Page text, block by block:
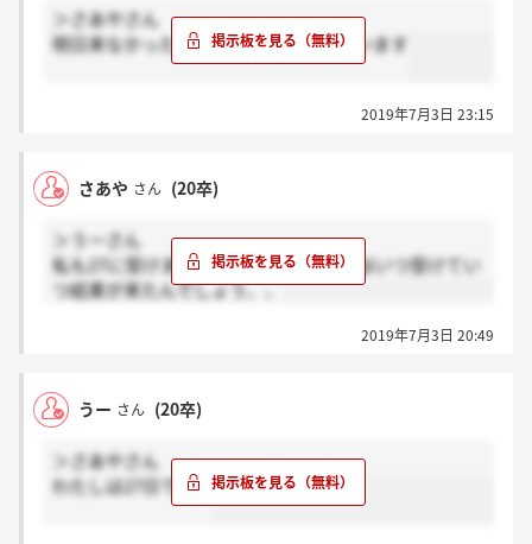
＞さあやさん
明日来なかったら電話してみようと思います
2019年7月3日 23:15
さあや さん (20卒)
＞うーさん
私も27に受けました！かんちゃんさんはいつ受けてい
つ結果が来たんでしょう、、
2019年7月3日 20:49
うー さん (20卒)
＞さあやさん
わたしは27日です！